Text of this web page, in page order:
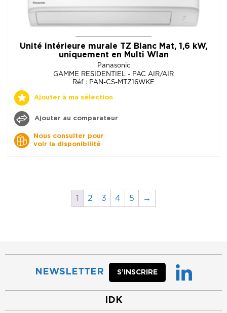
Unité intérieure murale TZ Blanc Mat, 1,6 kW,
uniquement en Multi Wlan
Panasonic
GAMME RESIDENTIEL - PAC AIR/AIR
Réf : PAN-CS-MTZ16WKE
Ajouter à ma sélection
Ajouter au comparateur
Nous consulter pour
voir la disponibilité
1 2 3 4 5 →
NEWSLETTER S’INSCRIRE
IDK